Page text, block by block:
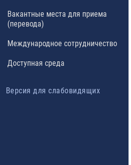
Вакантные места для приема
(перевода)
Международное сотрудничество
Доступная среда
Версия для слабовидящих